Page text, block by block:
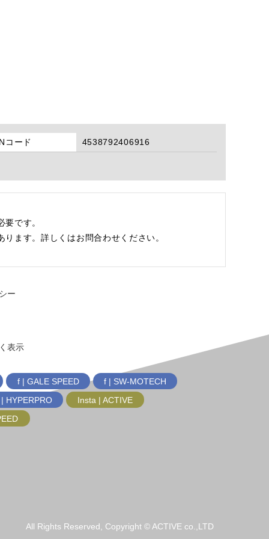
コード 4538792406916
です。
ます。詳しくはお問合わせください。
ー
表示
f | GALE SPEED
f | SW-MOTECH
HYPERPRO
Insta | ACTIVE
All Rights Reserved, Copyright © ACTIVE co.,LTD